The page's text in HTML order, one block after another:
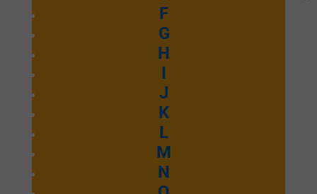
F
G
H
I
J
K
L
M
N
Emmanuel Septembre 2025
Ecouter et télécharger
Je compte sur